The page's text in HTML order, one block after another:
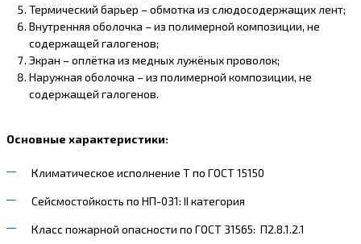
Термический барьер – обмотка из слюдосодержащих лент;
Внутренняя оболочка – из полимерной композиции, не
содержащей галогенов;
Экран – оплётка из медных лужёных проволок;
Наружная оболочка – из полимерной композиции, не
содержащей галогенов.
Основные характеристики:
Климатическое исполнение Т по ГОСТ 15150
Сейсмостойкость по НП-031: II категория
Класс пожарной опасности по ГОСТ 31565: П2.8.1.2.1